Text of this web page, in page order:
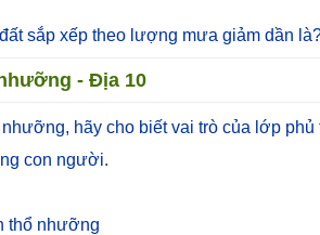
sắp xếp theo lượng mưa giảm dần
- Địa 10
hãy cho biết vai trò của lớp
con người.
thổ nhưỡng